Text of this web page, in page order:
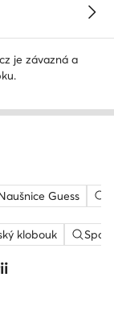
je závazná a
Guess
klobouk